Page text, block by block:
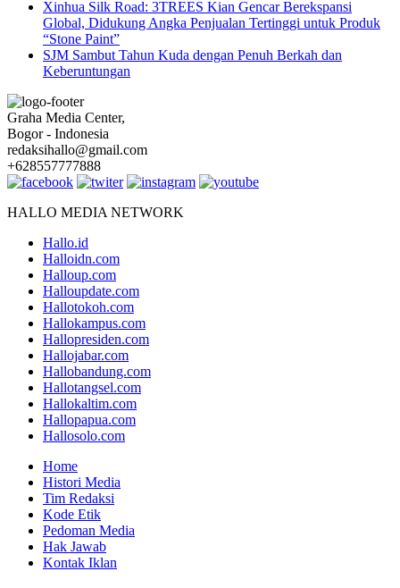
Xinhua Silk Road: 3TREES Kian Gencar Berekspansi
Global, Didukung Angka Penjualan Tertinggi untuk Produk
“Stone Paint”
SJM Sambut Tahun Kuda dengan Penuh Berkah dan
Keberuntungan
Graha Media Center,
Bogor - Indonesia
redaksihallo@gmail.com
+628557777888
HALLO MEDIA NETWORK
Hallo.id
Halloidn.com
Halloup.com
Halloupdate.com
Hallotokoh.com
Hallokampus.com
Hallopresiden.com
Hallojabar.com
Hallobandung.com
Hallotangsel.com
Hallokaltim.com
Hallopapua.com
Hallosolo.com
Home
Histori Media
Tim Redaksi
Kode Etik
Pedoman Media
Hak Jawab
Kontak Iklan